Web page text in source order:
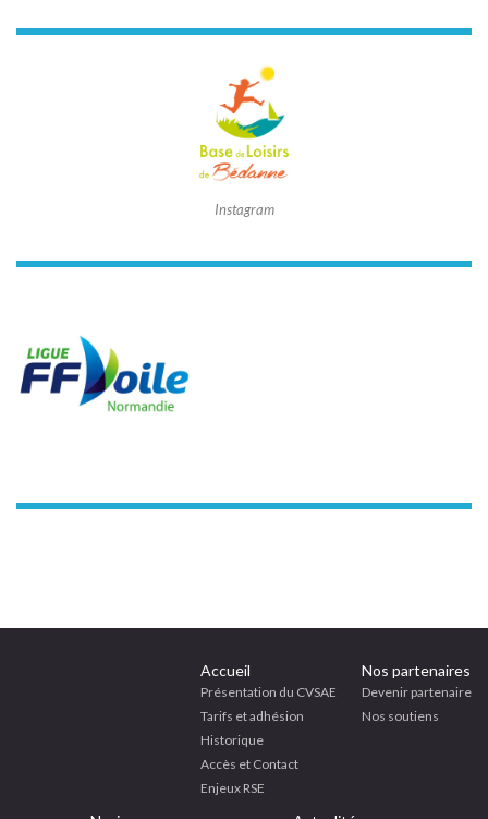
Instagram
Accueil
Présentation du CVSAE
Tarifs et adhésion
Historique
Accès et Contact
Enjeux RSE
Nos partenaires
Devenir partenaire
Nos soutiens